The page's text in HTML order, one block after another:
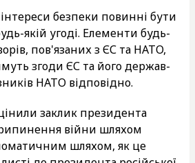
безпеки повинні бути
якій угоді. Елементи будь-
пов'язаних з ЄС та НАТО,
згоди ЄС та його держав-
НАТО відповідно.
заклик президента
війни шляхом
шляхом, як це